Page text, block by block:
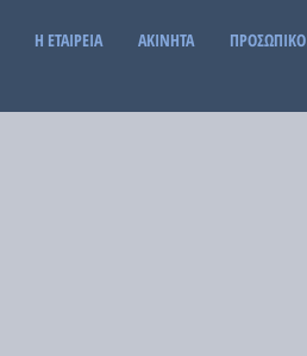
Η ΕΤΑΙΡΕΙΑ ΑΚΙΝΗΤΑ ΠΡΟΣΩΠΙΚΟ